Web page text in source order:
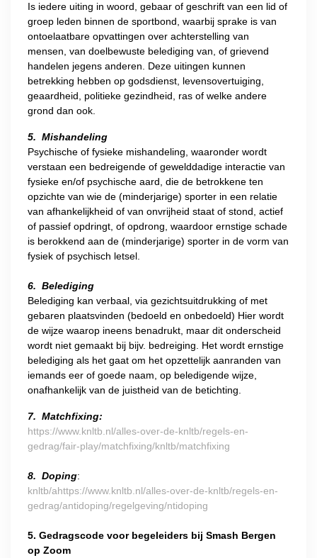
Is iedere uiting in woord, gebaar of geschrift van een lid of
groep leden binnen de sportbond, waarbij sprake is van
ontoelaatbare opvattingen over achterstelling van
mensen, van doelbewuste belediging van, of grievend
handelen jegens anderen. Deze uitingen kunnen
betrekking hebben op godsdienst, levensovertuiging,
geaardheid, politieke gezindheid, ras of welke andere
grond dan ook.
5. Mishandeling
Psychische of fysieke mishandeling, waaronder wordt
verstaan een bedreigende of gewelddadige interactie van
fysieke en/of psychische aard, die de betrokkene ten
opzichte van wie de (minderjarige) sporter in een relatie
van afhankelijkheid of van onvrijheid staat of stond, actief
of passief opdringt, of opdrong, waardoor ernstige schade
is berokkend aan de (minderjarige) sporter in de vorm van
fysiek of psychisch letsel.
6. Belediging
Belediging kan verbaal, via gezichtsuitdrukking of met
gebaren plaatsvinden (bedoeld en onbedoeld) Hier wordt
de wijze waarop ineens benadrukt, maar dit onderscheid
wordt niet gemaakt bij bijv. bedreiging. Het wordt ernstige
belediging als het gaat om het opzettelijk aanranden van
iemands eer of goede naam, op beledigende wijze,
onafhankelijk van de juistheid van de betichting.
7. Matchfixing:
https://www.knltb.nl/alles-over-de-knltb/regels-en-
gedrag/fair-play/matchfixing/knltb/matchfixing
8. Doping:
knltb/ahttps://www.knltb.nl/alles-over-de-knltb/regels-en-
gedrag/antidoping/regelgeving/ntidoping
5. Gedragscode voor begeleiders bij Smash Bergen
op Zoom